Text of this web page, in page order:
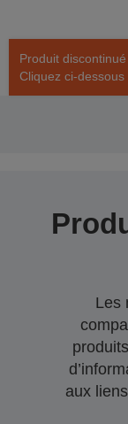
Produit
Cliquez ci-
Les
aux